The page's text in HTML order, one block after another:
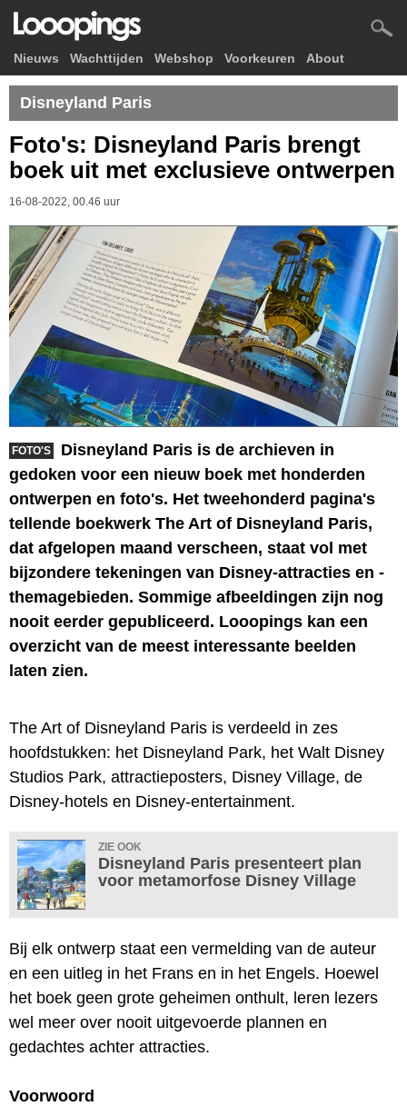
Nieuws Wachttijden Webshop Voorkeuren About
Disneyland Paris
Foto's: Disneyland Paris brengt
boek uit met exclusieve ontwerpen
16-08-2022, 00.46 uur
FOTO'S
Disneyland Paris is de archieven in
gedoken voor een nieuw boek met honderden
ontwerpen en foto's. Het tweehonderd pagina's
tellende boekwerk The Art of Disneyland Paris,
dat afgelopen maand verscheen, staat vol met
bijzondere tekeningen van Disney-attracties en -
themagebieden. Sommige afbeeldingen zijn nog
nooit eerder gepubliceerd. Looopings kan een
overzicht van de meest interessante beelden
laten zien.
The Art of Disneyland Paris is verdeeld in zes
hoofdstukken: het Disneyland Park, het Walt Disney
Studios Park, attractieposters, Disney Village, de
Disney-hotels en Disney-entertainment.
ZIE OOK
Disneyland Paris presenteert plan
voor metamorfose Disney Village
Bij elk ontwerp staat een vermelding van de auteur
en een uitleg in het Frans en in het Engels. Hoewel
het boek geen grote geheimen onthult, leren lezers
wel meer over nooit uitgevoerde plannen en
gedachtes achter attracties.
Voorwoord